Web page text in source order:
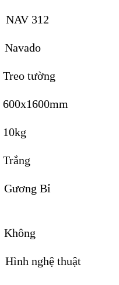
NAV 312
Navado
Treo tường
600x1600mm
10kg
Trắng
Gương Bỉ
Không
Hình nghệ thuật